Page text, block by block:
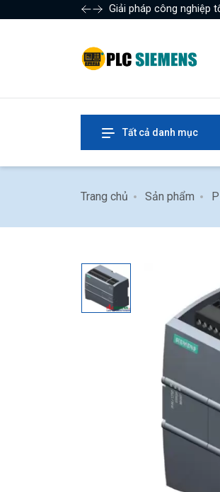
Giải pháp công nghiệp
Tất cả danh mục
Trang chủ Sản phẩm